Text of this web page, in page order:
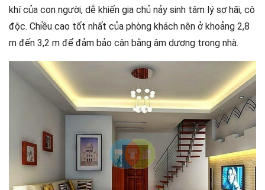
khí của con người, dễ khiến gia chủ nảy sinh tâm lý sợ hãi, cô
độc. Chiều cao tốt nhất của phòng khách nên ở khoảng 2,8
m đến 3,2 m để đảm bảo cân bằng âm dương trong nhà.